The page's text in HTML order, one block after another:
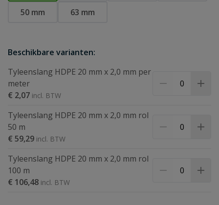
50 mm
63 mm
Beschikbare varianten:
Tyleenslang HDPE 20 mm x 2,0 mm per
meter
€ 2,07
Tyleenslang HDPE 20 mm x 2,0 mm rol
50 m
€ 59,29
Tyleenslang HDPE 20 mm x 2,0 mm rol
100 m
€ 106,48